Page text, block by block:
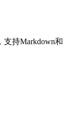
持Markdown和